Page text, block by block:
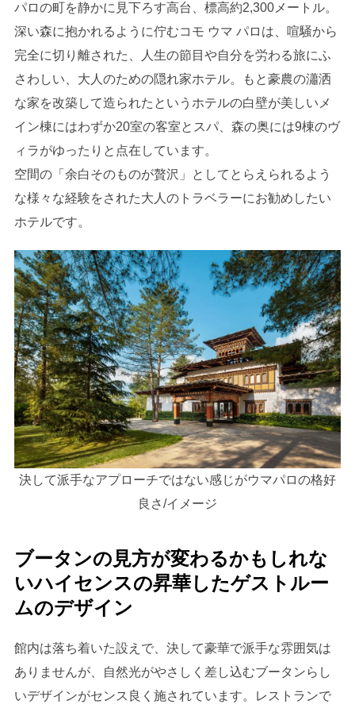
パロの町を静かに見下ろす高台、標高約2,300メートル。
深い森に抱かれるように佇むコモ ウマ パロは、喧騒から
完全に切り離された、人生の節目や自分を労わる旅にふ
さわしい、大人のための隠れ家ホテル。もと豪農の瀟洒
な家を改築して造られたというホテルの白壁が美しいメ
イン棟にはわずか20室の客室とスパ、森の奥には9棟のヴ
ィラがゆったりと点在しています。
空間の「余白そのものが贅沢」としてとらえられるよう
な様々な経験をされた大人のトラベラーにお勧めしたい
ホテルです。
決して派手なアプローチではない感じがウマパロの格好
良さ/イメージ
ブータンの見方が変わるかもしれな
いハイセンスの昇華したゲストルー
ムのデザイン
館内は落ち着いた設えで、決して豪華で派手な雰囲気は
ありませんが、自然光がやさしく差し込むブータンらし
いデザインがセンス良く施されています。レストランで